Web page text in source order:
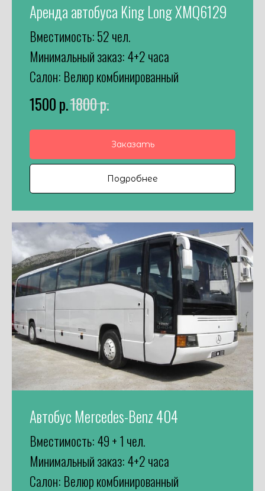
Аренда автобуса King Long XMQ6129
Вместимость: 52 чел.
Минимальный заказ: 4+2 часа
Салон: Велюр комбинированный
1500р.1800р.
Заказать
Подробнее
Автобус Mercedes-Benz 404
Вместимость: 49 + 1 чел.
Минимальный заказ: 4+2 часа
Салон: Велюр комбинированный